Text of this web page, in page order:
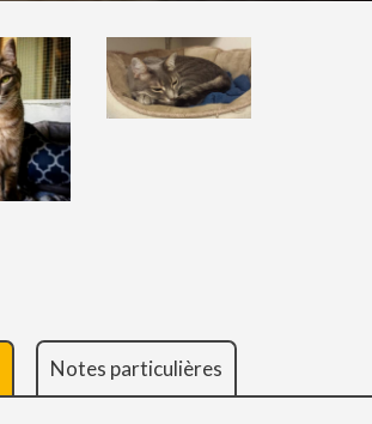
Notes particulières